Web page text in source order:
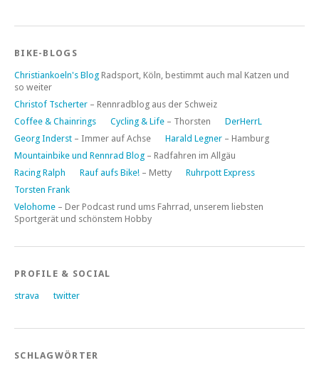
BIKE-BLOGS
Christiankoeln's Blog Radsport, Köln, bestimmt auch mal Katzen und
so weiter
Christof Tscherter – Rennradblog aus der Schweiz
Coffee & Chainrings
Cycling & Life – Thorsten
DerHerrL
Georg Inderst – Immer auf Achse Harald Legner – Hamburg
Mountainbike und Rennrad Blog – Radfahren im Allgäu
Racing Ralph
Rauf aufs Bike! – Metty
Ruhrpott Express
Torsten Frank
Velohome – Der Podcast rund ums Fahrrad, unserem liebsten
Sportgerät und schönstem Hobby
PROFILE & SOCIAL
strava twitter
SCHLAGWÖRTER